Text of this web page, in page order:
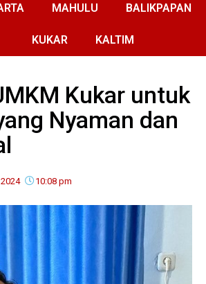
MAHULU BALIKPAPAN
KUKAR KALTIM
Kukar untuk
Nyaman dan
10:08 pm